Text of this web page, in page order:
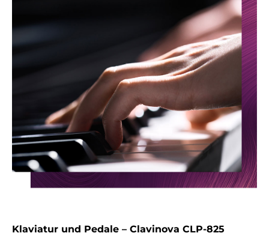
Klaviatur und Pedale – Clavinova CLP-825